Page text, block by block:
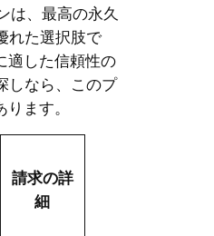
は、最高の永久
れた選択肢で
適した信頼性の
しなら、このプ
ます。
請求の詳
細